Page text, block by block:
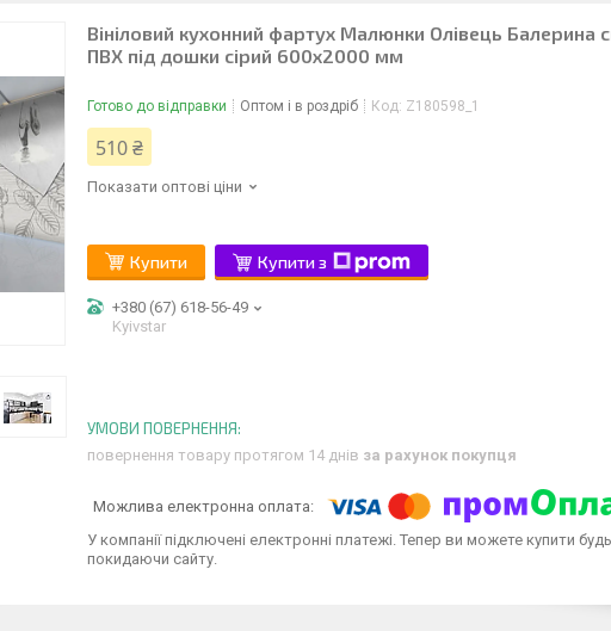
Вініловий кухонний фартух Малюнки Олівець Балерина
ПВХ під дошки сірий 600х2000 мм
Готово до відправки Оптом і в роздріб Код: Z180598_1
510 ₴
Показати оптові ціни
Купити Купити з
+380 (67) 618-56-49
Kyivstar
повернення товару протягом 14 днів за рахунок покупця
У компанії підключені електронні платежі. Тепер ви можете купити
покидаючи сайту.